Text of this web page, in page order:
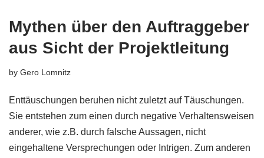
Mythen über den Auftraggeber
aus Sicht der Projektleitung
by Gero Lomnitz
Enttäuschungen beruhen nicht zuletzt auf Täuschungen.
Sie entstehen zum einen durch negative Verhaltensweisen
anderer, wie z.B. durch falsche Aussagen, nicht
eingehaltene Versprechungen oder Intrigen. Zum anderen